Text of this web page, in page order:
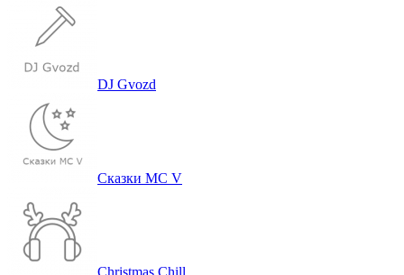
DJ Gvozd
Сказ­ки MC V
Christmas Chill